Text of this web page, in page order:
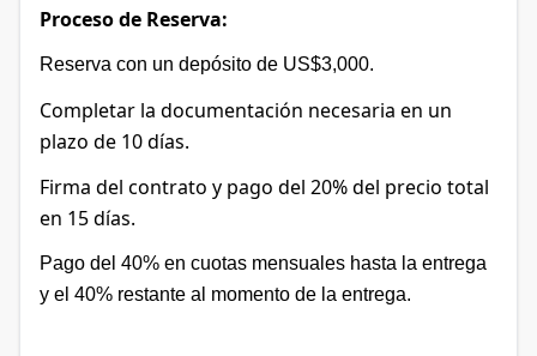
Proceso de Reserva:
Reserva con un depósito de US$3,000.
Completar la documentación necesaria en un
plazo de 10 días.
Firma del contrato y pago del 20% del precio total
en 15 días.
Pago del 40% en cuotas mensuales hasta la entrega
y el 40% restante al momento de la entrega.